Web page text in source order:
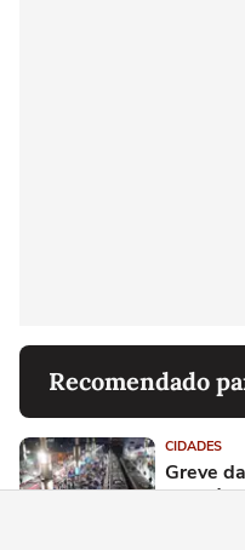
Recomendado
CIDADES
Greve
quando